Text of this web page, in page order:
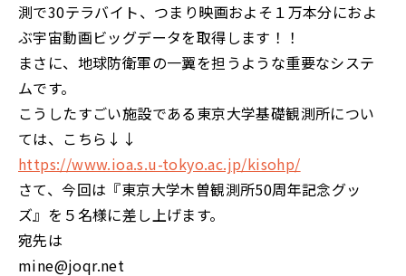
測で30テラバイト、つまり映画およそ１万本分におよ
ぶ宇宙動画ビッグデータを取得します！！
まさに、地球防衛軍の一翼を担うような重要なシステ
ムです。
こうしたすごい施設である東京大学基礎観測所につい
ては、こちら↓↓
https://www.ioa.s.u-tokyo.ac.jp/kisohp/
さて、今回は『東京大学木曽観測所50周年記念グッ
ズ』を５名様に差し上げます。
宛先は
mine@joqr.net